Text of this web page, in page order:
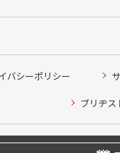
バシーポリシー
ブリヂス
Copyright © 2024 Bridgestone
の予約
ーク契約会員の方はこち
いただけません